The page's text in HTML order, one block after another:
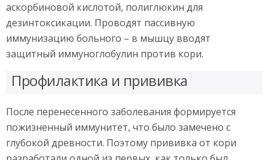
аскорбиновой кислотой, полиглюкин для
дезинтоксикации. Проводят пассивную
иммунизацию больного – в мышцу вводят
защитный иммуноглобулин против кори.
Профилактика и прививка
После перенесенного заболевания формируется
пожизненный иммунитет, что было замечено с
глубокой древности. Поэтому прививка от кори